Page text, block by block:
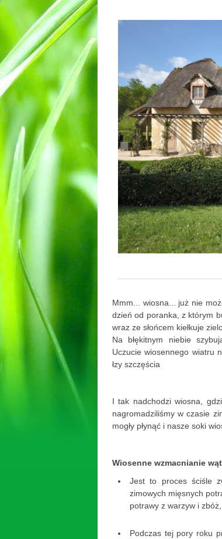
Mmm... wiosna... już nie
dzień od poranka, z którym
wraz ze słońcem kiełkuje
Na błękitnym niebie
Uczucie wiosennego wiatru
łzy szczęścia
I tak nadchodzi wiosna,
nagromadziliśmy w czasie
mogły płynąć i nasze soki
Wiosenne wzmacnianie
Jest to proces ściśle
zimowych mięsnych
potrawy z warzyw i
Podczas tej pory roku